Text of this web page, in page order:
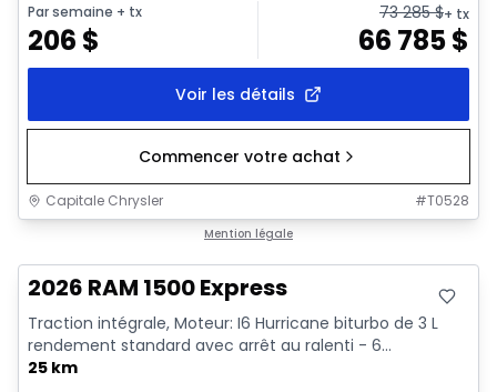
Par semaine + tx
206 $
73 285$+ tx
66 785$
Voir les détails
Commencer votre achat
Capitale Chrysler #T0528
Mention légale
2026 RAM 1500 Express
Traction intégrale, Moteur: I6 Hurricane biturbo de 3 L
rendement standard avec arrêt au ralenti - 6...
25 km